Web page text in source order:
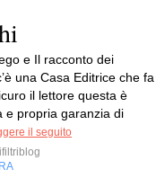
e Il racconto dei
una Casa Editrice che fa
il lettore questa è
e propria garanzia di
il seguito